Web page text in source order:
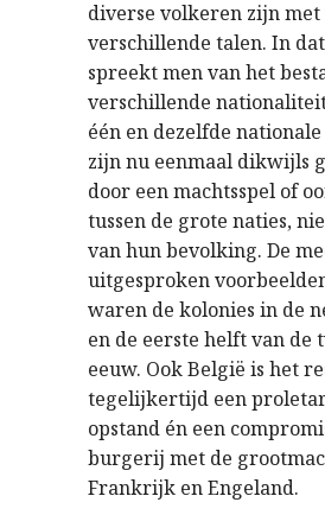
diverse volkeren zijn met
verschillende talen. In
spreekt men van het
verschillende
één en dezelfde
zijn nu eenmaal dikwijls
door een machtsspel of
tussen de grote naties,
van hun bevolking. De
uitgesproken
waren de kolonies in de
en de eerste helft van de
eeuw. Ook België is het
tegelijkertijd een
opstand én een
burgerij met de
Frankrijk en Engeland.